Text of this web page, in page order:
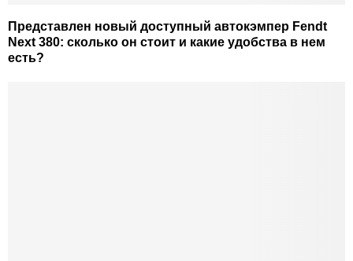
Представлен новый доступный автокэмпер Fendt
Next 380: сколько он стоит и какие удобства в нем
есть?